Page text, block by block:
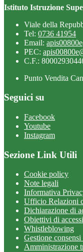
Istituto Istruzione
Viale della
Tel: 0736 41954
Email:
PEC:
C.F.:
Punto Vendita
Seguici su
Facebook
Youtube
Instagram
Sezione Link Utili
Cookie policy
Note legali
Informativa
Ufficio Relazioni
Dichiarazione di
Obiettivi di
Whistleblowing
Gestione
Amministrazione